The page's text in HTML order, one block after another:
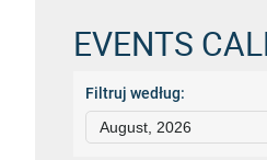
EVENTS
Filtruj według:
August, 2026